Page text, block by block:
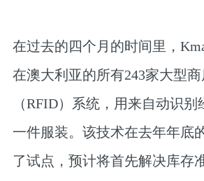
在过去的四个月的时间里，
在澳大利亚的所有243家大型
（RFID）系统，用来自动识
一件服装。该技术在去年年底
了试点，预计将首先解决库存